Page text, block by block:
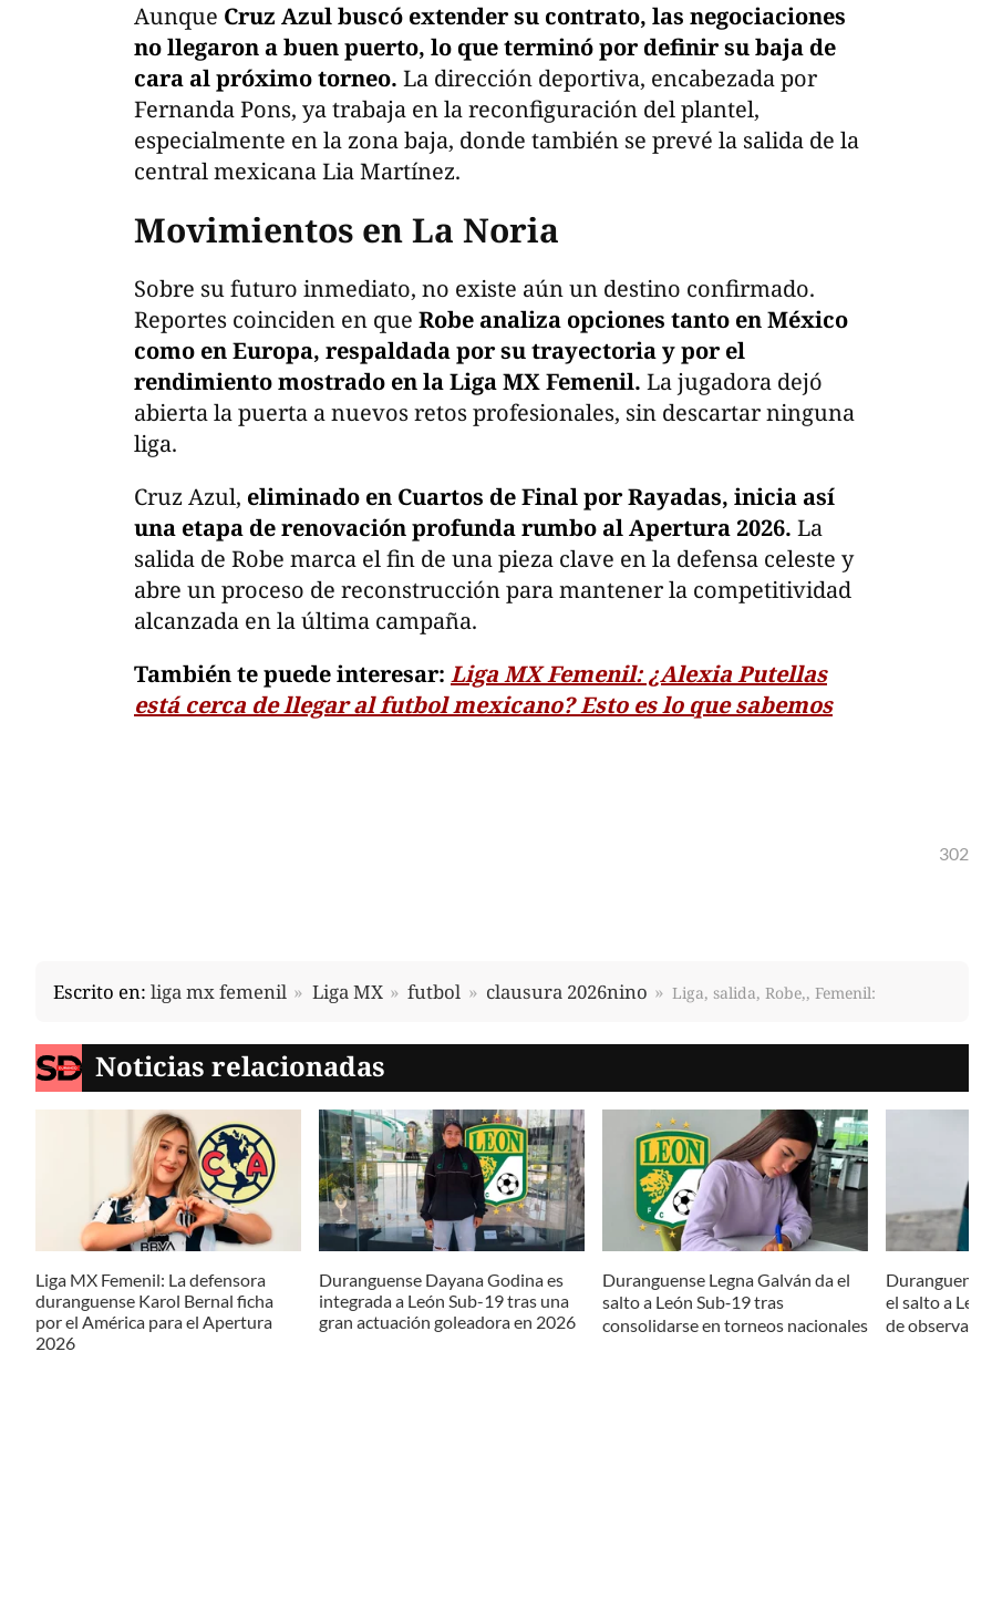
Aunque Cruz Azul buscó extender su contrato, las negociaciones
no llegaron a buen puerto, lo que terminó por definir su baja de
cara al próximo torneo. La dirección deportiva, encabezada por
Fernanda Pons, ya trabaja en la reconfiguración del plantel,
especialmente en la zona baja, donde también se prevé la salida de la
central mexicana Lia Martínez.
Movimientos en La Noria
Sobre su futuro inmediato, no existe aún un destino confirmado.
Reportes coinciden en que Robe analiza opciones tanto en México
como en Europa, respaldada por su trayectoria y por el
rendimiento mostrado en la Liga MX Femenil. La jugadora dejó
abierta la puerta a nuevos retos profesionales, sin descartar ninguna
liga.
Cruz Azul, eliminado en Cuartos de Final por Rayadas, inicia así
una etapa de renovación profunda rumbo al Apertura 2026. La
salida de Robe marca el fin de una pieza clave en la defensa celeste y
abre un proceso de reconstrucción para mantener la competitividad
alcanzada en la última campaña.
También te puede interesar: Liga MX Femenil: ¿Alexia Putellas
está cerca de llegar al futbol mexicano? Esto es lo que sabemos
302
Escrito en: liga mx femenil Liga MX futbol clausura 2026nino Liga, salida, Robe,, Femenil:
Noticias relacionadas
Liga MX Femenil: La defensora
duranguense Karol Bernal ficha
por el América para el Apertura
2026
Duranguense Dayana Godina es
integrada a León Sub-19 tras una
gran actuación goleadora en 2026
Duranguense Legna Galván da el
salto a León Sub‑19 tras
consolidarse en torneos nacionales
Duranguense
el salto a
de